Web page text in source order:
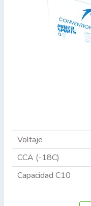
Voltaje
CCA (-18C)
Capacidad C10